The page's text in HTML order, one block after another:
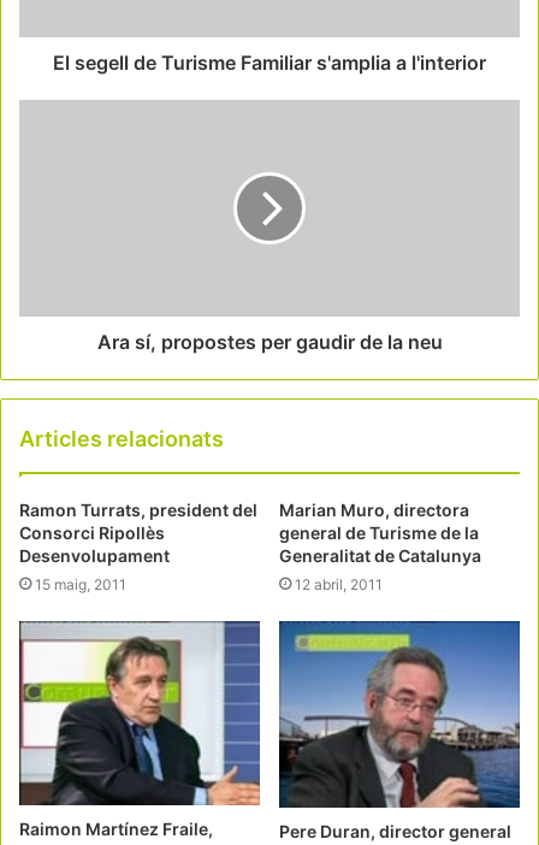
El segell de Turisme Familiar s'amplia a l'interior
Ara sí, propostes per gaudir de la neu
Articles relacionats
Ramon Turrats, president del
Consorci Ripollès
Desenvolupament
15 maig, 2011
Marian Muro, directora
general de Turisme de la
Generalitat de Catalunya
12 abril, 2011
Raimon Martínez Fraile,
Pere Duran, director general